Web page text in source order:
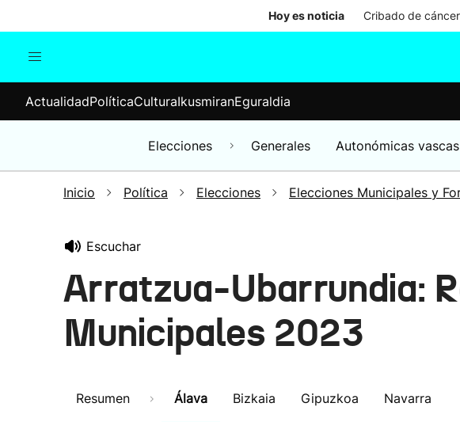
Hoy es noticia Cribado de
Elecciones
ActualidadPolíticaCulturaIkusmiranEguraldia
Elecciones Generales Autonómicas vascas
Inicio Política Elecciones Elecciones Municipales y
Escuchar
Arratzua-Ubarrundia:
Municipales 2023
Resumen Álava Bizkaia Gipuzkoa Navarra